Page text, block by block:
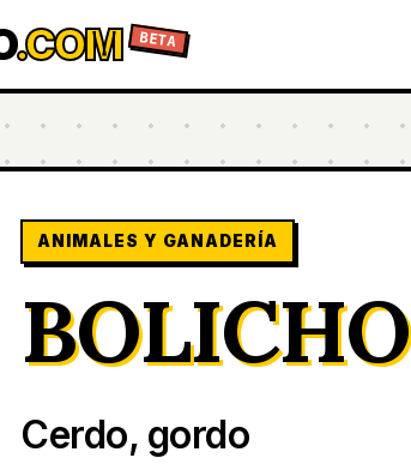
.COM BETA
ANIMALES Y GANADERÍA
BOLICHO
Cerdo, gordo